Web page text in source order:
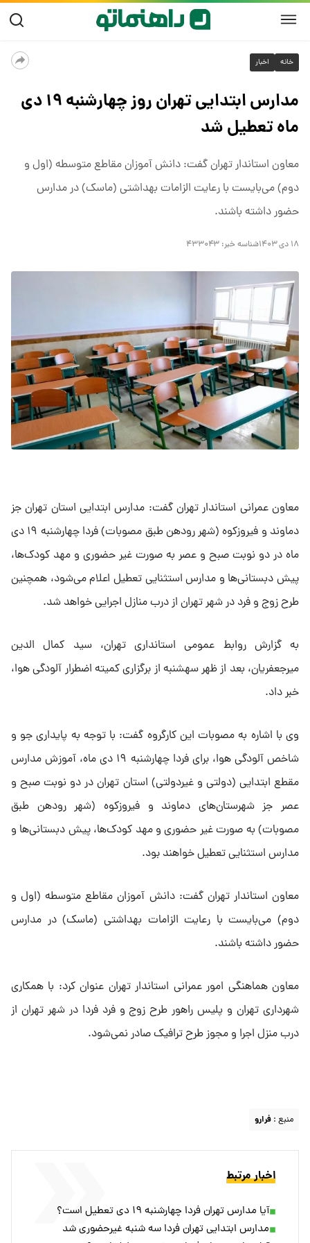
خانه اخبار
مدارس ابتدایی تهران روز چهارشنبه ۱۹ دی
ماه تعطیل شد
معاون استاندار تهران گفت: دانش آموزان مقاطع متوسطه (اول و
دوم) می‌بایست با رعایت الزامات بهداشتی (ماسک) در مدارس
حضور داشته باشند.
۱۸ دی ۱۴۰۳ شناسه خبر: ۴۳۳۰۴۳
معاون عمرانی استاندار تهران گفت: مدارس ابتدایی استان تهران جز
دماوند و فیروزکوه (شهر رودهن طبق مصوبات) فردا چهارشنبه ۱۹ دی
ماه در دو نوبت صبح و عصر به صورت غیر حضوری و مهد کودک‌ها،
پیش دبستانی‌ها و مدارس استثنایی تعطیل اعلام می‌شود، همچنین
طرح زوج و فرد در شهر تهران از درب منازل اجرایی خواهد شد.
به گزارش روابط عمومی استانداری تهران، سید کمال الدین
میرجعفریان، بعد از ظهر سهشنبه از برگزاری کمیته اضطرار آلودگی هوا،
خبر داد.
وی با اشاره به مصوبات این کارگروه گفت: با توجه به پایداری جو و
شاخص آلودگی هوا، برای فردا چهارشنبه ۱۹ دی ماه، آموزش مدارس
مقطع ابتدایی (دولتی و غیردولتی) استان تهران در دو نوبت صبح و
عصر جز شهرستان‌های دماوند و فیروزکوه (شهر رودهن طبق
مصوبات) به صورت غیر حضوری و مهد کودک‌ها، پیش دبستانی‌ها و
مدارس استثنایی تعطیل خواهند بود.
معاون استاندار تهران گفت: دانش آموزان مقاطع متوسطه (اول و
دوم) می‌بایست با رعایت الزامات بهداشتی (ماسک) در مدارس
حضور داشته باشند.
معاون هماهنگی امور عمرانی استاندار تهران عنوان کرد: با همکاری
شهرداری تهران و پلیس راهور طرح زوج و فرد فردا در شهر تهران از
درب منزل اجرا و مجوز طرح ترافیک صادر نمی‌شود.
منبع : فرارو
اخبار مرتبط
آیا مدارس تهران فردا چهارشنبه ۱۹ دی تعطیل است؟
مدارس ابتدایی تهران فردا سه شنبه غیرحضوری شد